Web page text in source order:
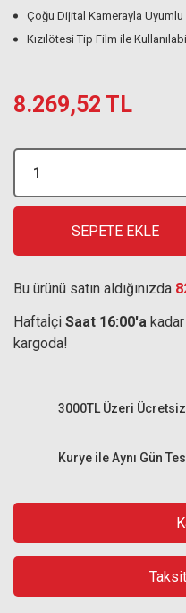
Çoğu Dijital Kamerayla Uyumlu
Kızılötesi Tip Film ile
8.269,52 TL
SEPETE EKLE
Bu ürünü satın aldığınızda
Haftaİçi Saat 16:00'a
kargoda!
Kurye ile Aynı Gün
3000TL Üzeri